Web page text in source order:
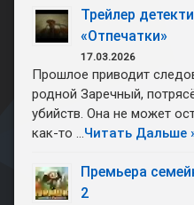
Трейлер
«Отпечатки»
17.03.2026
Прошлое приводит
родной Заречный,
убийств. Она не может
как-то …Читать Дальше
Премьера
2